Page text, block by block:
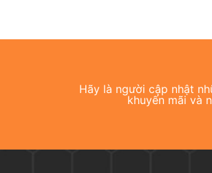
Hãy là người cập nhật
khuyến mãi và